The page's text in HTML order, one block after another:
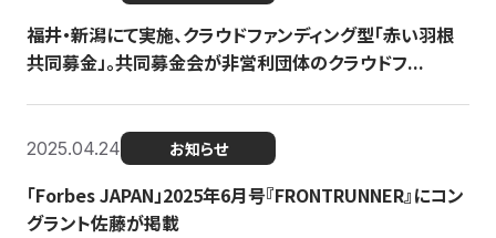
福井・新潟にて実施、クラウドファンディング型「赤い羽根
共同募金」。共同募金会が非営利団体のクラウドフ...
2025.04.24 お知らせ
「Forbes JAPAN」2025年6月号『FRONTRUNNER』にコン
グラント佐藤が掲載